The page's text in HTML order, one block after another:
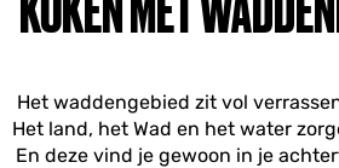
Het waddengebied zit vol
Het land, het Wad en het water
En deze vind je gewoon in je